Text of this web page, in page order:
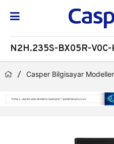
N2H.235S-BX05R-V0C-
Casper Bilgisayar